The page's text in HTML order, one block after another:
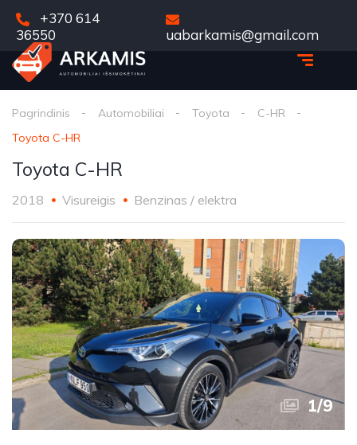
+370 614
36550
uabarkamis@gmail.com
Pagrindinis Automobiliai Toyota
C-HR
Toyota C-HR
Toyota C-HR
2018 Visureigis Benzinas / elektra
1/9